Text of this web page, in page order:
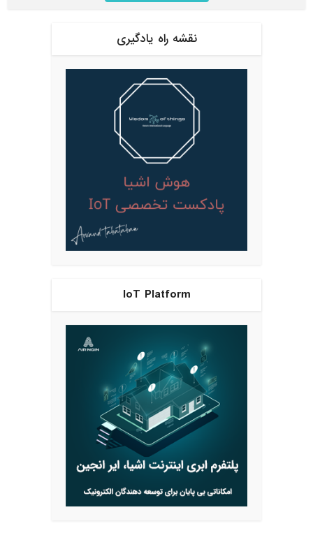
نقشه راه یادگیری
IoT Platform